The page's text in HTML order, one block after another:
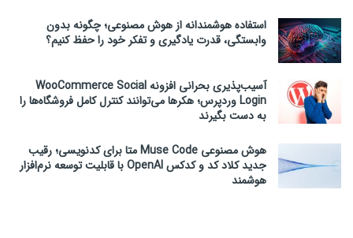
استفاده هوشمندانه از هوش مصنوعی؛ چگونه بدون
وابستگی، قدرت یادگیری و تفکر خود را حفظ کنیم؟
آسیب‌پذیری بحرانی افزونه WooCommerce Social
Login وردپرس؛ هکرها می‌توانند کنترل کامل فروشگاه‌ها را
به دست بگیرند
هوش مصنوعی Muse Code متا برای کدنویسی؛ رقیب
جدید کلاد کد و کدکس OpenAI با قابلیت توسعه نرم‌افزار
هوشمند